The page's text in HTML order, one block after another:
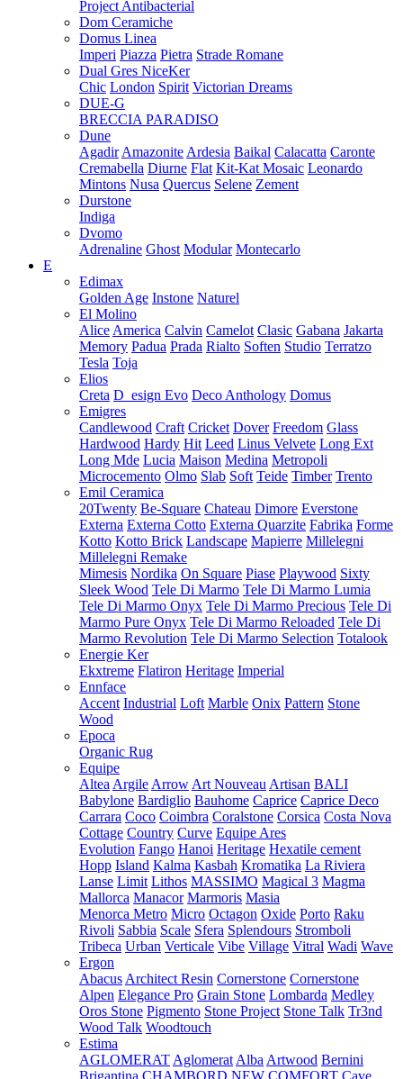
Project Antibacterial
Dom Ceramiche
Domus Linea
Imperi Piazza Pietra Strade Romane
Dual Gres NiceKer
Chic London Spirit Victorian Dreams
DUE-G
BRECCIA PARADISO
Dune
Agadir Amazonite Ardesia Baikal Calacatta Caronte
Cremabella Diurne Flat Kit-Kat Mosaic Leonardo
Mintons Nusa Quercus Selene Zement
Durstone
Indiga
Dvomo
Adrenaline Ghost Modular Montecarlo
E
Edimax
Golden Age Instone Naturel
El Molino
Alice America Calvin Camelot Clasic Gabana Jakarta
Memory Padua Prada Rialto Soften Studio Terratzo
Tesla Toja
Elios
Creta D_esign Evo Deco Anthology Domus
Emigres
Candlewood Craft Cricket Dover Freedom Glass
Hardwood Hardy Hit Leed Linus Velvete Long Ext
Long Mde Lucia Maison Medina Metropoli
Microcemento Olmo Slab Soft Teide Timber Trento
Emil Ceramica
20Twenty Be-Square Chateau Dimore Everstone
Externa Externa Cotto Externa Quarzite Fabrika Forme
Kotto Kotto Brick Landscape Mapierre Millelegni
Millelegni Remake
Mimesis Nordika On Square Piase Playwood Sixty
Sleek Wood Tele Di Marmo Tele Di Marmo Lumia
Tele Di Marmo Onyx Tele Di Marmo Precious Tele Di
Marmo Pure Onyx Tele Di Marmo Reloaded Tele Di
Marmo Revolution Tele Di Marmo Selection Totalook
Energie Ker
Ekxtreme Flatiron Heritage Imperial
Ennface
Accent Industrial Loft Marble Onix Pattern Stone
Wood
Epoca
Organic Rug
Equipe
Altea Argile Arrow Art Nouveau Artisan BALI
Babylone Bardiglio Bauhome Caprice Caprice Deco
Carrara Coco Coimbra Coralstone Corsica Costa Nova
Cottage Country Curve Equipe Ares
Evolution Fango Hanoi Heritage Hexatile cement
Hopp Island Kalma Kasbah Kromatika La Riviera
Lanse Limit Lithos MASSIMO Magical 3 Magma
Mallorca Manacor Marmoris Masia
Menorca Metro Micro Octagon Oxide Porto Raku
Rivoli Sabbia Scale Sfera Splendours Stromboli
Tribeca Urban Verticale Vibe Village Vitral Wadi Wave
Ergon
Abacus Architect Resin Cornerstone Cornerstone
Alpen Elegance Pro Grain Stone Lombarda Medley
Oros Stone Pigmento Stone Project Stone Talk Tr3nd
Wood Talk Woodtouch
Estima
AGLOMERAT Aglomerat Alba Artwood Bernini